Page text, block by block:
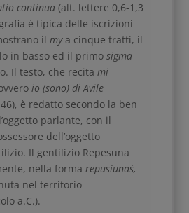
continua(alt. lettere 0,6-1,3
è tipica delle iscrizioni
ilmya cinque tratti, il
in basso ed il primosigma
Il testo, che recitami
io (sono) di Avile
è redatto secondo la ben
parlante, con il
dell’oggetto
Il gentilizio Repesuna
nella forma repusiunaś,
nel territorio
a.C.).